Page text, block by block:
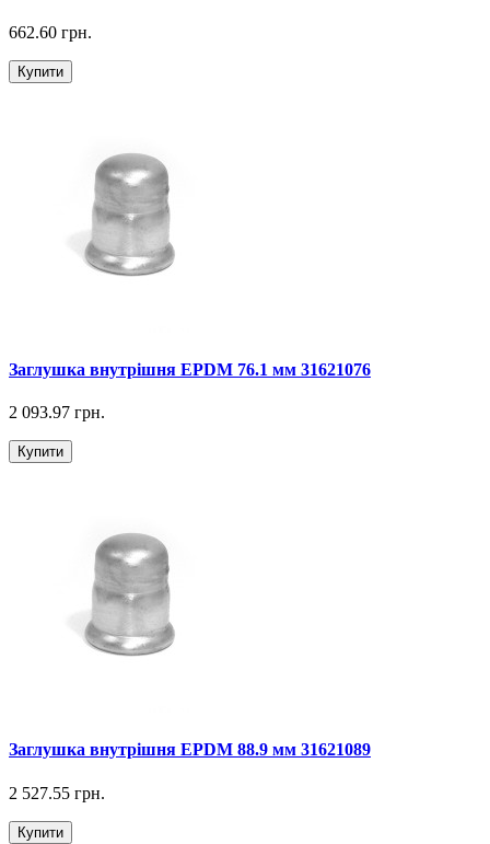
662.60 грн.
Купити
Заглушка внутрішня EPDM 76.1 мм 31621076
2 093.97 грн.
Купити
Заглушка внутрішня EPDM 88.9 мм 31621089
2 527.55 грн.
Купити